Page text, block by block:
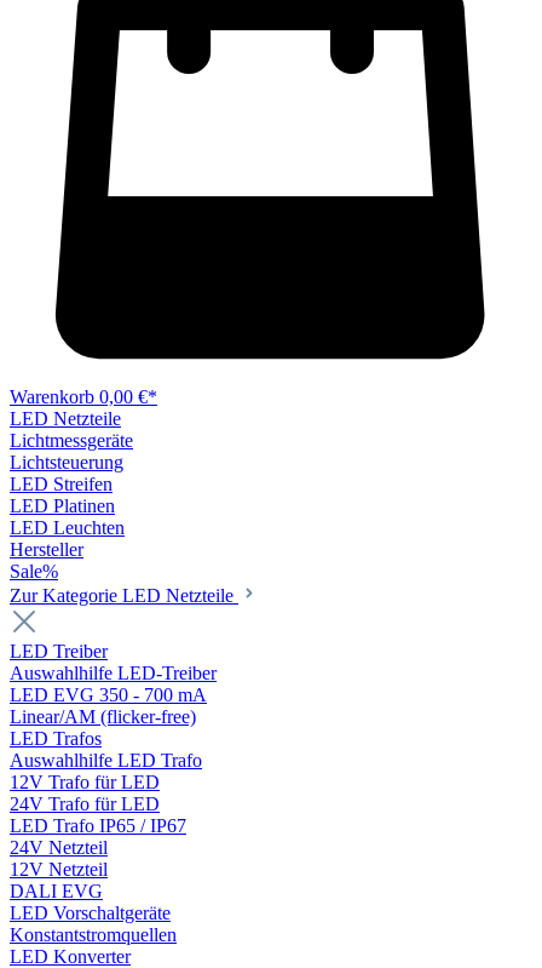
Warenkorb 0,00 €*
LED Netzteile
Lichtmessgeräte
Lichtsteuerung
LED Streifen
LED Platinen
LED Leuchten
Hersteller
Sale%
Zur Kategorie LED Netzteile
LED Treiber
Auswahlhilfe LED-Treiber
LED EVG 350 - 700 mA
Linear/AM (flicker-free)
LED Trafos
Auswahlhilfe LED Trafo
12V Trafo für LED
24V Trafo für LED
LED Trafo IP65 / IP67
24V Netzteil
12V Netzteil
DALI EVG
LED Vorschaltgeräte
Konstantstromquellen
LED Konverter